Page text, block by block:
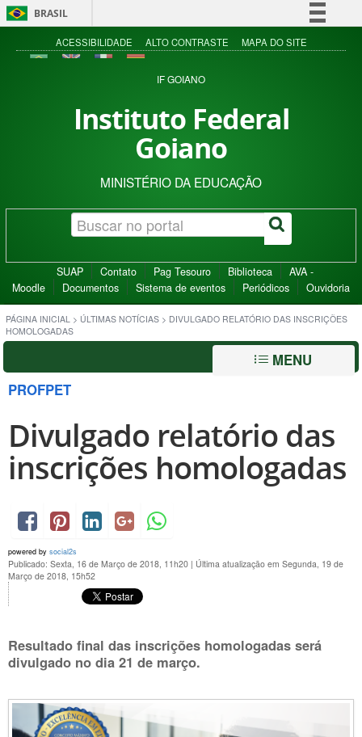
BRASIL
Simplifique!
Acesso à informação
ACESSIBILIDADE ALTO CONTRASTE MAPA DO SITE
IF GOIANO
Instituto Federal
Goiano
MINISTÉRIO DA EDUCAÇÃO
SUAP Contato Pag Tesouro Biblioteca
AVA -
Moodle
Documentos Sistema de eventos Periódicos Ouvidoria
PÁGINA INICIAL > ÚLTIMAS NOTÍCIAS > DIVULGADO RELATÓRIO DAS INSCRIÇÕES
HOMOLOGADAS
MENU
PROFPET
Divulgado relatório das
inscrições homologadas
powered by social2s
Publicado: Sexta, 16 de Março de 2018, 11h20 | Última atualização em Segunda, 19 de
Março de 2018, 15h52
Resultado final das inscrições homologadas será
divulgado no dia 21 de março.